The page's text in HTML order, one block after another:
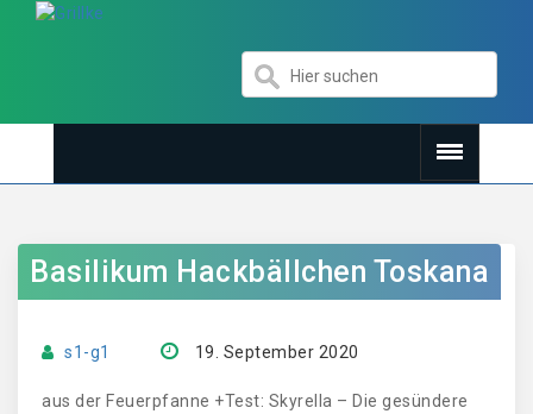
Basilikum Hackbällchen Toskana
s1-g1 19. September 2020
aus der Feuerpfanne +Test: Skyrella – Die gesündere